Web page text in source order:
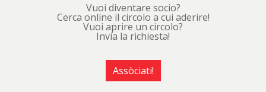
Vuoi diventare socio?
Cerca online il circolo a cui aderire!
Vuoi aprire un circolo?
Invia la richiesta!
Assòciati!